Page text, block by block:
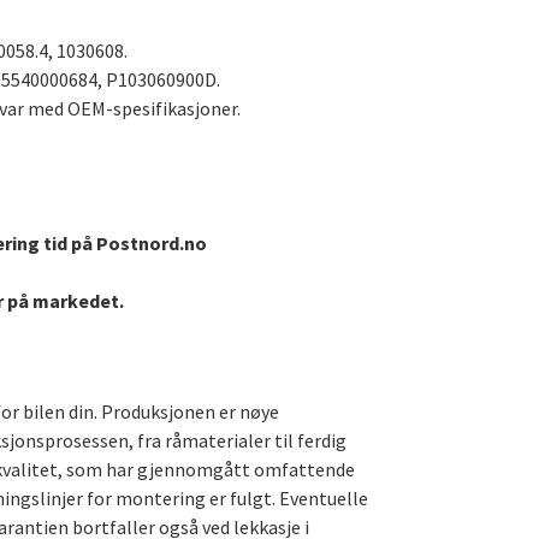
1030608.
P103060900D.
med OEM-spesifikasjoner.
tid på Postnord.no
på markedet.
bilen din. Produksjonen er nøye
fra råmaterialer til ferdig
som har gjennomgått omfattende
for montering er fulgt. Eventuelle
bortfaller også ved lekkasje i